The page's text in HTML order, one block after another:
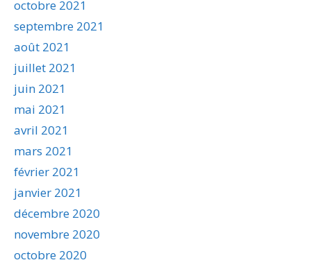
octobre 2021
septembre 2021
août 2021
juillet 2021
juin 2021
mai 2021
avril 2021
mars 2021
février 2021
janvier 2021
décembre 2020
novembre 2020
octobre 2020